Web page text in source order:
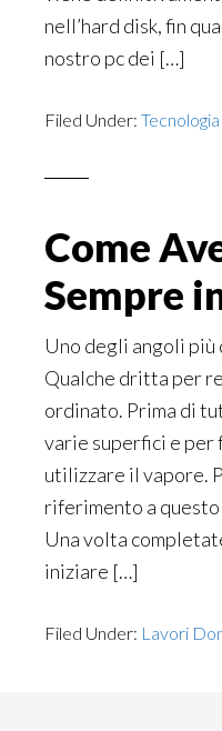
nell’hard disk, fin
nostro pc dei […]
Filed Under: Tecnologia
Come
Sempre
Uno degli angoli più
Qualche dritta per
ordinato. Prima di
varie superfici e per
utilizzare il vapore.
riferimento a
Una volta
iniziare […]
Filed Under: Lavori